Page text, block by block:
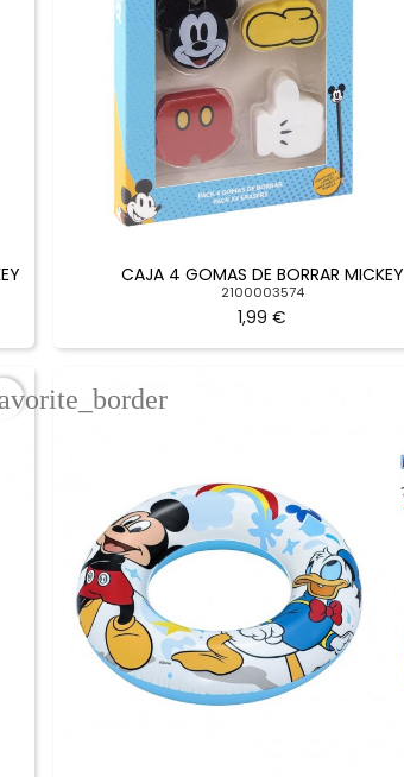
CAJA 4 GOMAS DE BORRAR MICKEY
2100003574
1,99 €